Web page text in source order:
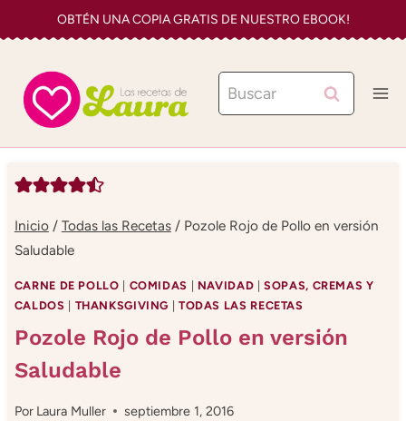
al
contenido
OBTÉN UNA COPIA GRATIS DE NUESTRO EBOOK!
Buscar:
Inicio / Todas las Recetas / Pozole Rojo de Pollo en versión
Saludable
CARNE DE POLLO COMIDAS NAVIDAD |SOPAS, CREMAS Y
CALDOS
THANKSGIVING TODAS LAS RECETAS
Pozole Rojo de Pollo en versión
Saludable
Por Laura Muller septiembre 1, 2016